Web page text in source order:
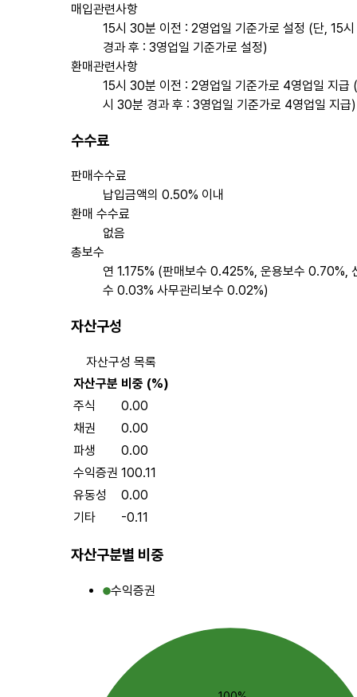
매입관련사항
15시 30분 이전 : 2영업일 기준가로 설정 (단, 15
경과 후 : 3영업일 기준가로 설정)
환매관련사항
15시 30분 이전 : 2영업일 기준가로 4영업일 지급
시 30분 경과 후 : 3영업일 기준가로 4영업일 지급)
수수료
판매수수료
납입금액의 0.50% 이내
환매 수수료
없음
총보수
연 1.175% (판매보수 0.425%, 운용보수 0.70%,
수 0.03% 사무관리보수 0.02%)
자산구성
자산구성 목록
자산구분 비중 (%)
주식
0.00
채권
0.00
파생
0.00
수익증권 100.11
유동성
0.00
기타
-0.11
자산구분별 비중
수익증권